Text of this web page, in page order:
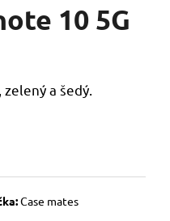
10 5G
a šedý.
Case mates